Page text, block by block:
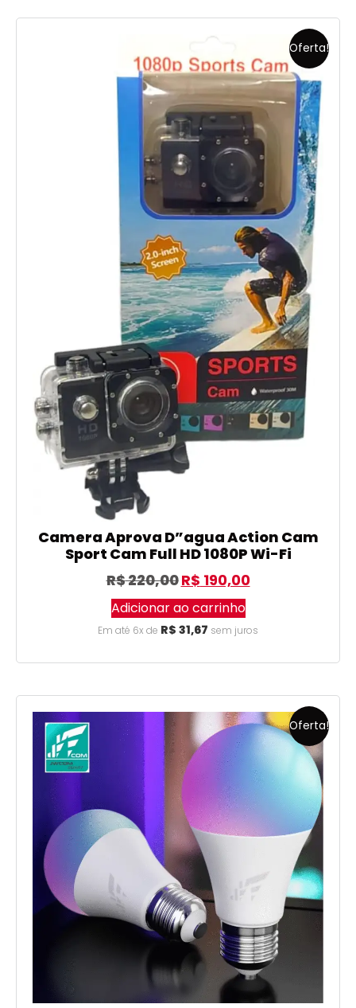
Oferta!
Camera Aprova D”agua Action Cam
Sport Cam Full HD 1080P Wi-Fi
R$220,00R$ 190,00
Adicionar ao carrinho
Em até 6x de R$ 31,67 sem juros
Oferta!